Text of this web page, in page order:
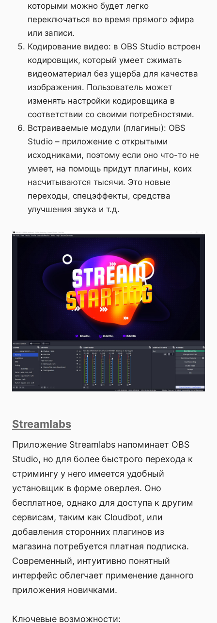
которыми можно будет легко
переключаться во время прямого эфира
или записи.
Кодирование видео: в OBS Studio встроен
кодировщик, который умеет сжимать
видеоматериал без ущерба для качества
изображения. Пользователь может
изменять настройки кодировщика в
соответствии со своими потребностями.
Встраиваемые модули (плагины): OBS
Studio – приложение с открытыми
исходниками, поэтому если оно что-то не
умеет, на помощь придут плагины, коих
насчитываются тысячи. Это новые
переходы, спецэффекты, средства
улучшения звука и т.д.
Streamlabs
Приложение Streamlabs напоминает OBS
Studio, но для более быстрого перехода к
стримингу у него имеется удобный
установщик в форме оверлея. Оно
бесплатное, однако для доступа к другим
сервисам, таким как Cloudbot, или
добавления сторонних плагинов из
магазина потребуется платная подписка.
Современный, интуитивно понятный
интерфейс облегчает применение данного
приложения новичками.
Ключевые возможности: